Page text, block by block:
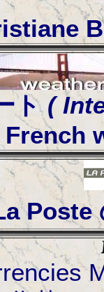
ト(
French
Poste